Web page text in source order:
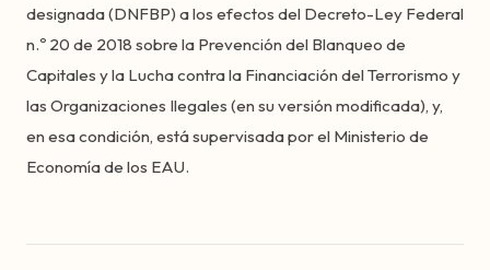
designada (DNFBP) a los efectos del Decreto-Ley Federal
n.º 20 de 2018 sobre la Prevención del Blanqueo de
Capitales y la Lucha contra la Financiación del Terrorismo y
las Organizaciones Ilegales (en su versión modificada), y,
en esa condición, está supervisada por el Ministerio de
Economía de los EAU.